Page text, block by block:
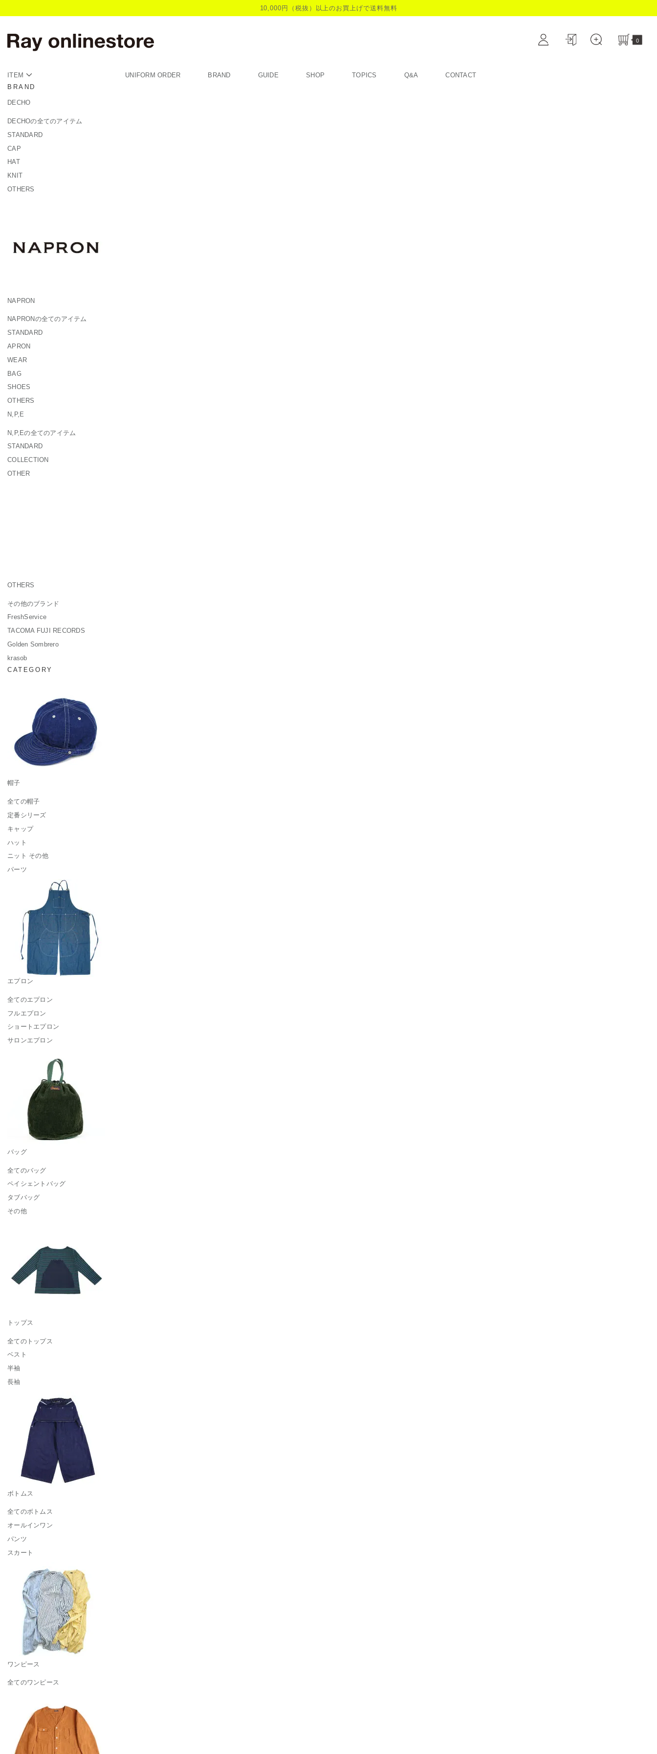
10,000円（税抜）以上のお買上げで送料無料
0
ITEM
BRAND
DECHO
DECHOの全てのアイテム
STANDARD
CAP
HAT
KNIT
OTHERS
NAPRON
NAPRONの全てのアイテム
STANDARD
APRON
WEAR
BAG
SHOES
OTHERS
N,P,E
N,P,Eの全てのアイテム
STANDARD
COLLECTION
OTHER
OTHERS
その他のブランド
FreshService
TACOMA FUJI RECORDS
Golden Sombrero
krasob
CATEGORY
帽子
全ての帽子
定番シリーズ
キャップ
ハット
ニット その他
パーツ
エプロン
全てのエプロン
フルエプロン
ショートエプロン
サロンエプロン
バッグ
全てのバッグ
ペイシェントバッグ
タブバッグ
その他
トップス
全てのトップス
ベスト
半袖
長袖
ボトムス
全てのボトムス
オールインワン
パンツ
スカート
ワンピース
全てのワンピース
UNIFORM ORDER BRAND GUIDE SHOP TOPICS Q&A CONTACT